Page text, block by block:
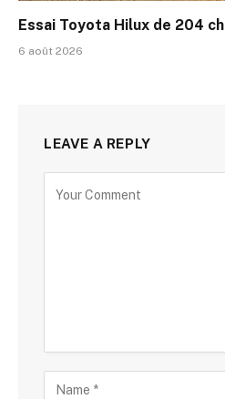
Essai Toyota Hilux de 204 ch
6 août 2026
LEAVE A REPLY